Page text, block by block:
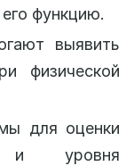
функцию.
выявить
физической
для оценки
и уровня